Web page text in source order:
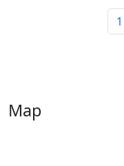
1
Map